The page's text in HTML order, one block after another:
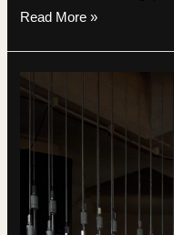
Victor
Read More »